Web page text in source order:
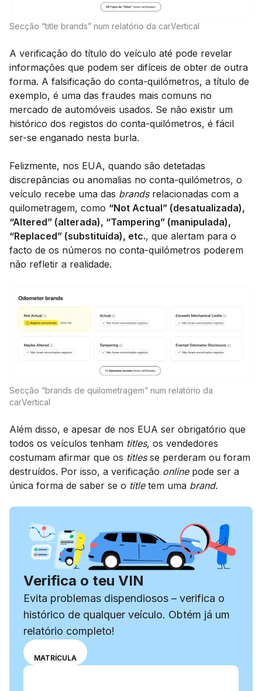
Secção “title brands” num relatório da carVertical
A verificação do título do veículo até pode revelar
informações que podem ser difíceis de obter de outra
forma. A falsificação do conta-quilómetros, a título de
exemplo, é uma das fraudes mais comuns no
mercado de automóveis usados. Se não existir um
histórico dos registos do conta-quilómetros, é fácil
ser-se enganado nesta burla.
Felizmente, nos EUA, quando são detetadas
discrepâncias ou anomalias no conta-quilómetros, o
veículo recebe uma das brandsrelacionadas com a
quilometragem, como “Not Actual” (desatualizada),
“Altered” (alterada), “Tampering” (manipulada),
“Replaced” (substituída), etc., que alertam para o
facto de os números no conta-quilómetros poderem
não refletir a realidade.
Secção “brands de quilometragem” num relatório da
carVertical
Além disso, e apesar de nos EUA ser obrigatório que
todos os veículos tenham titles, os vendedores
costumam afirmar que os titlesse perderam ou foram
destruídos. Por isso, a verificação onlinepode ser a
única forma de saber se o titletem uma brand.
Verifica o teu VIN
Evita problemas dispendiosos – verifica o
histórico de qualquer veículo. Obtém já um
relatório completo!
Escolhe o
modo de
MATRÍCULA
Introduz o número VIN